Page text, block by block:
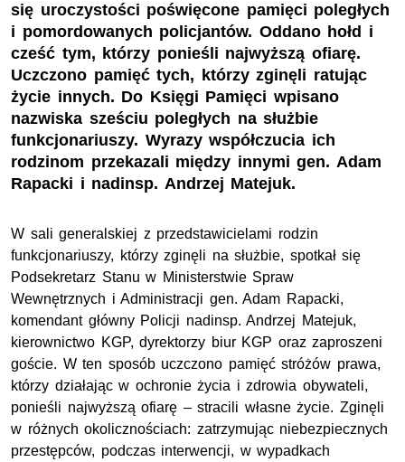
się uroczystości poświęcone pamięci poległych
i pomordowanych policjantów. Oddano hołd i
cześć tym, którzy ponieśli najwyższą ofiarę.
Uczczono pamięć tych, którzy zginęli ratując
życie innych. Do Księgi Pamięci wpisano
nazwiska sześciu poległych na służbie
funkcjonariuszy. Wyrazy współczucia ich
rodzinom przekazali między innymi gen. Adam
Rapacki i nadinsp. Andrzej Matejuk.
W sali generalskiej z przedstawicielami rodzin
funkcjonariuszy, którzy zginęli na służbie, spotkał się
Podsekretarz Stanu w Ministerstwie Spraw
Wewnętrznych i Administracji gen. Adam Rapacki,
komendant główny Policji nadinsp. Andrzej Matejuk,
kierownictwo KGP, dyrektorzy biur KGP oraz zaproszeni
goście. W ten sposób uczczono pamięć stróżów prawa,
którzy działając w ochronie życia i zdrowia obywateli,
ponieśli najwyższą ofiarę – stracili własne życie. Zginęli
w różnych okolicznościach: zatrzymując niebezpiecznych
przestępców, podczas interwencji, w wypadkach